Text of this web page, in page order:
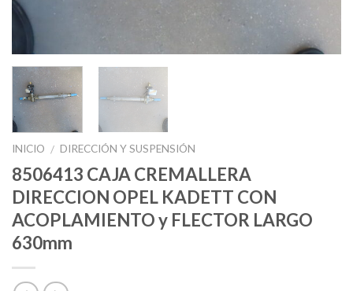
INICIO / DIRECCIÓN Y SUSPENSIÓN
8506413 CAJA CREMALLERA
DIRECCION OPEL KADETT CON
ACOPLAMIENTO y FLECTOR LARGO
630mm